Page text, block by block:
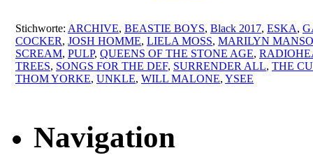
Stichworte: ARCHIVE, BEASTIE BOYS, Black 2017, ESKA,
COCKER, JOSH HOMME, LIELA MOSS, MARILYN
SCREAM, PULP, QUEENS OF THE STONE AGE,
TREES, SONGS FOR THE DEF, SURRENDER ALL, THE
THOM YORKE, UNKLE, WILL MALONE, YSEE
Navigation